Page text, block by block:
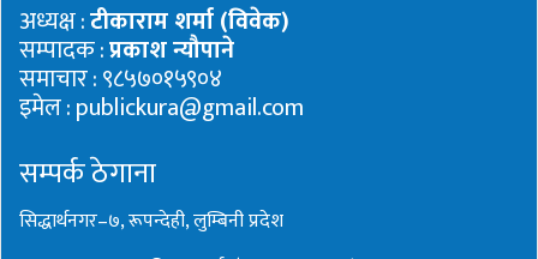
अध्यक्ष :टीकाराम शर्मा (विवेक)
सम्पादक :प्रकाश न्यौपाने
समाचार : ९८५७०१५९०४
इमेल : publickura@gmail.com
सम्पर्क ठेगाना
सिद्धार्थनगर–७, रूपन्देही, लुम्बिनी प्रदेश